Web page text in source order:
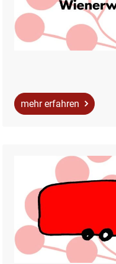
mehr erfahren